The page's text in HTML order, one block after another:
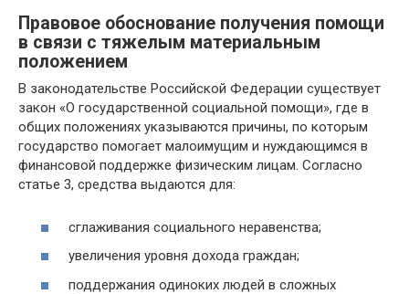
Правовое обоснование получения помощи
в связи с тяжелым материальным
положением
В законодательстве Российской Федерации существует
закон «О государственной социальной помощи», где в
общих положениях указываются причины, по которым
государство помогает малоимущим и нуждающимся в
финансовой поддержке физическим лицам. Согласно
статье 3, средства выдаются для:
сглаживания социального неравенства;
увеличения уровня дохода граждан;
поддержания одиноких людей в сложных